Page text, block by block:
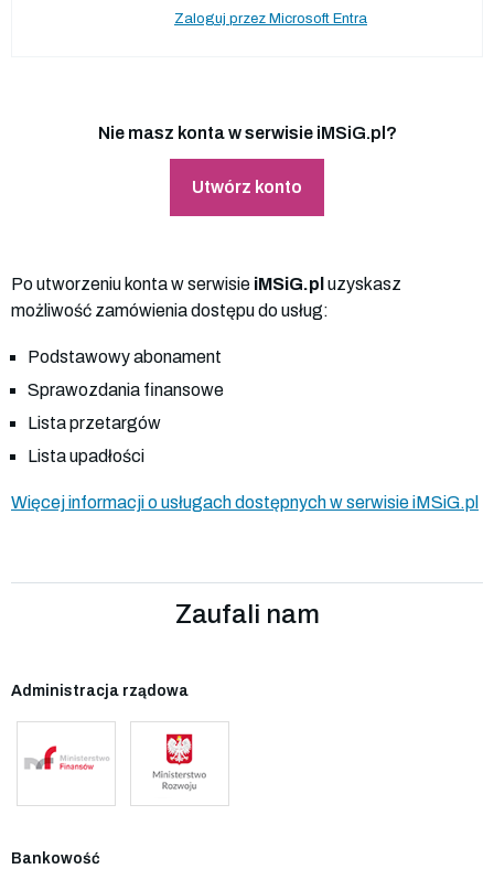
Zaloguj przez Microsoft Entra
Nie masz konta w serwisie iMSiG.pl?
Utwórz konto
Po utworzeniu konta w serwisie iMSiG.pl uzyskasz
możliwość zamówienia dostępu do usług:
Podstawowy abonament
Sprawozdania finansowe
Lista przetargów
Lista upadłości
Więcej informacji o usługach dostępnych w serwisie iMSiG.pl
Zaufali nam
Administracja rządowa
Bankowość